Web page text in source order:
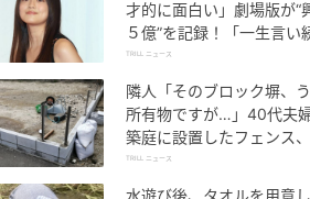
才的に面白い」劇場版が“
５億”を記録！「一生言い
る」放送後も続く“切望の
TRILL ニュース
隣人「そのブロック塀、
所有物ですが…」40代夫
築庭に設置したフェンス
に迫られた"顛末"
TRILL ニュース
水遊び後、タオルを用意